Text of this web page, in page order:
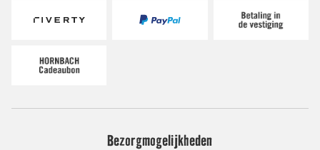
Bezorgmogelijkheden